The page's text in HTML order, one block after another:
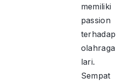
memiliki
passion
terhadap
olahraga
lari.
Sempat